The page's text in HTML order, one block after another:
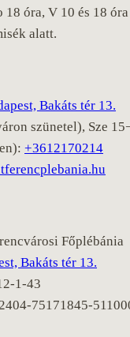
18 óra, V 10 és 18 óra
alatt.
Bakáts tér 13.
szünetel), Sze
+3612170214
Főplébánia
Bakáts tér 13.
1-43
75171845-